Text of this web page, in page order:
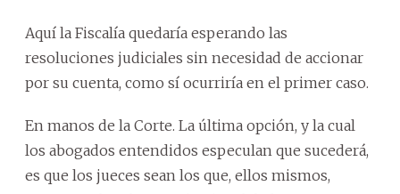
Aquí la Fiscalía quedaría esperando las
resoluciones judiciales sin necesidad de accionar
por su cuenta, como sí ocurriría en el primer caso.
En manos de la Corte. La última opción, y la cual
los abogados entendidos especulan que sucederá,
es que los jueces sean los que, ellos mismos,